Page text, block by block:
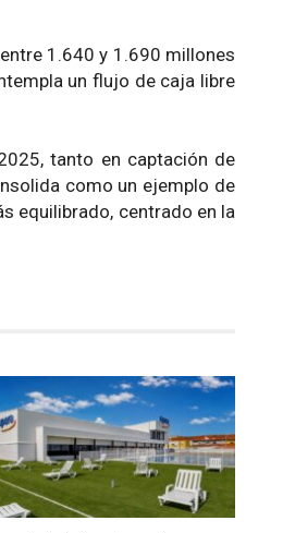
1.640 y 1.690 millones
un flujo de caja libre
tanto en captación de
como un ejemplo de
equilibrado, centrado en la